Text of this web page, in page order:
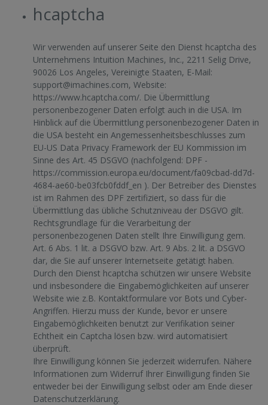
hcaptcha
Wir verwenden auf unserer Seite den Dienst hcaptcha des
Unternehmens Intuition Machines, Inc., 2211 Selig Drive,
90026 Los Angeles, Vereinigte Staaten, E-Mail:
support@imachines.com, Website:
https://www.hcaptcha.com/. Die Übermittlung
personenbezogener Daten erfolgt auch in die USA. Im
Hinblick auf die Übermittlung personenbezogener Daten in
die USA besteht ein Angemessenheitsbeschlusses zum
EU-US Data Privacy Framework der EU Kommission im
Sinne des Art. 45 DSGVO (nachfolgend: DPF -
https://commission.europa.eu/document/fa09cbad-dd7d-
4684-ae60-be03fcb0fddf_en ). Der Betreiber des Dienstes
ist im Rahmen des DPF zertifiziert, so dass für die
Übermittlung das übliche Schutzniveau der DSGVO gilt.
Rechtsgrundlage für die Verarbeitung der
personenbezogenen Daten stellt Ihre Einwilligung gem.
Art. 6 Abs. 1 lit. a DSGVO bzw. Art. 9 Abs. 2 lit. a DSGVO
dar, die Sie auf unserer Internetseite getätigt haben.
Durch den Dienst hcaptcha schützen wir unsere Website
und insbesondere die Eingabemöglichkeiten auf unserer
Website wie z.B. Kontaktformulare vor Bots und Cyber-
Angriffen. Hierzu muss der Kunde, bevor er unsere
Eingabemöglichkeiten benutzt zur Verifikation seiner
Echtheit ein Captcha lösen bzw. wird automatisiert
überprüft.
Ihre Einwilligung können Sie jederzeit widerrufen. Nähere
Informationen zum Widerruf Ihrer Einwilligung finden Sie
entweder bei der Einwilligung selbst oder am Ende dieser
Datenschutzerklärung.